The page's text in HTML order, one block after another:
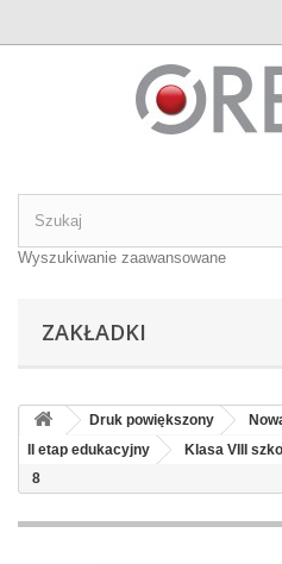
Wyszukiwanie zaawansowane
ZAKŁADKI
Druk powiększony
II etap edukacyjny
Klasa VIII
8